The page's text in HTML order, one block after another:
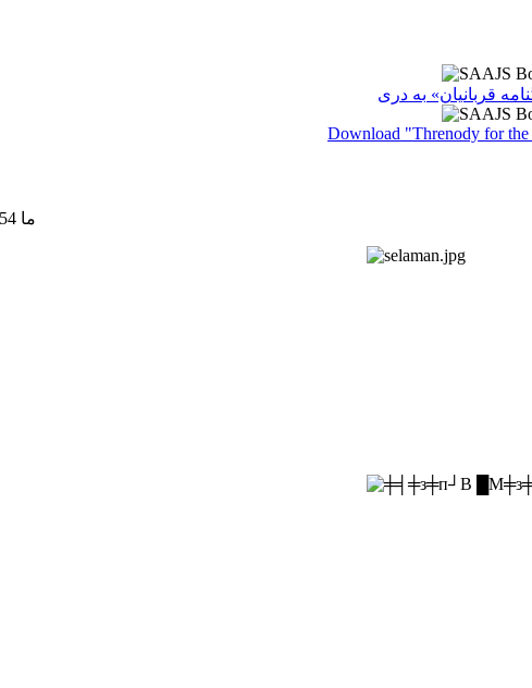
قربانیان» به دری
Download "Threnody for
ما 54 مهمان و بدون عضو آنلاین داریم